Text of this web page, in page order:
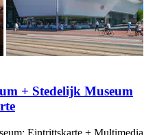
+ Stedelijk Museum